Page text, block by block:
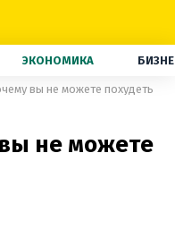
ЭКОНОМИКА
вы не можете похудеть
не можете